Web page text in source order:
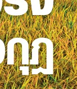
อ่านเพิ่มเติม